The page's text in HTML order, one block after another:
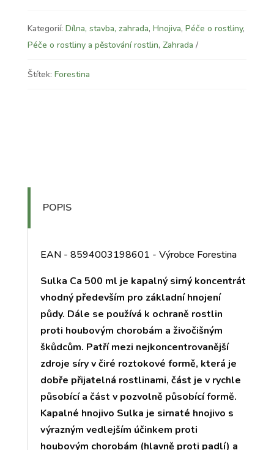
Kategorií: Dílna, stavba, zahrada, Hnojiva, Péče o rostliny,
Péče o rostliny a pěstování rostlin, Zahrada
Štítek: Forestina
POPIS
EAN - 8594003198601 - Výrobce Forestina
Sulka Ca 500 ml je kapalný sirný koncentrát
vhodný především pro základní hnojení
půdy. Dále se používá k ochraně rostlin
proti houbovým chorobám a živočišným
škůdcům. Patří mezi nejkoncentrovanější
zdroje síry v čiré roztokové formě, která je
dobře přijatelná rostlinami, část je v rychle
působící a část v pozvolně působící formě.
Kapalné hnojivo Sulka je sirnaté hnojivo s
výrazným vedlejším účinkem proti
houbovým chorobám (hlavně proti padlí) a